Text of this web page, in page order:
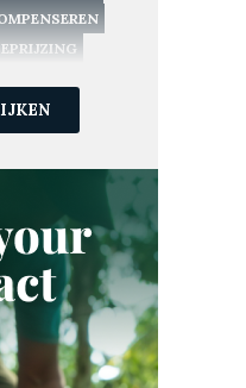
VOETAFDRUK
INVESTEREN
ECOSYSTEEM
FRANKRIJK